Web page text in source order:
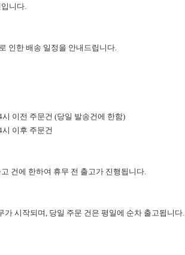
니다.
인한 배송 일정을 안내드립니다.
이전 주문건 (당일 발송건에 한함)
이후 주문건
건에 한하여 휴무 전 출고가 진행됩니다.
가 시작되며, 당일 주문 건은 평일에 순차 출고됩니다.